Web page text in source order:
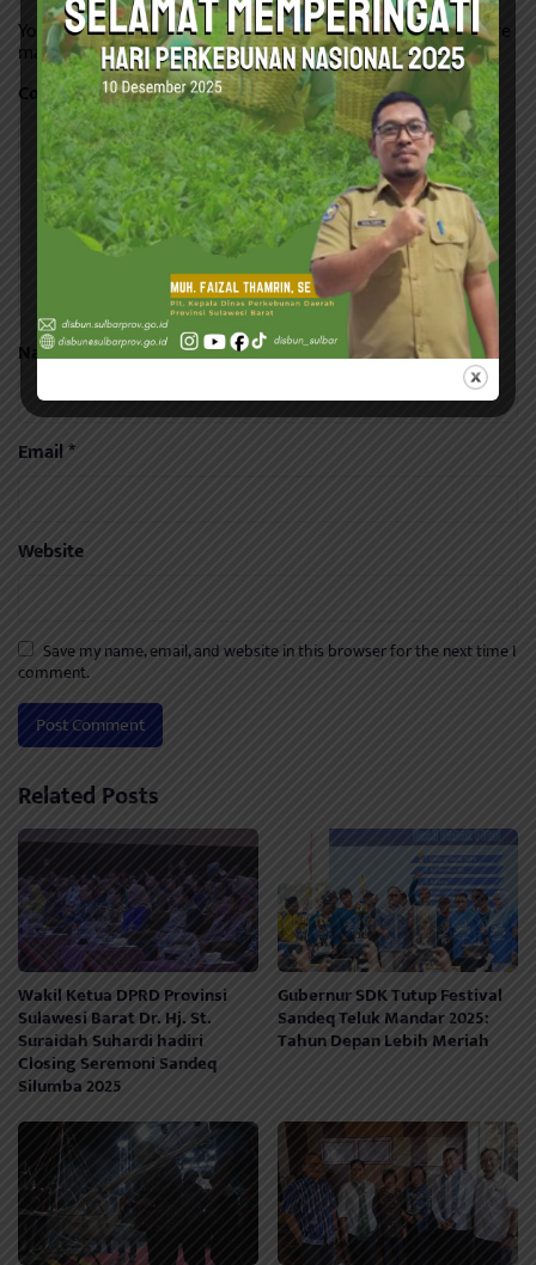
Your email address will not be published.Required fields are
marked*
Comment*
Name*
Email*
Website
Save my name, email, and website in this browser for the next time I
comment.
Related Posts
Wakil Ketua DPRD Provinsi
Sulawesi Barat Dr. Hj. St.
Suraidah Suhardi hadiri
Closing Seremoni Sandeq
Silumba 2025
Gubernur SDK Tutup Festival
Sandeq Teluk Mandar 2025:
Tahun Depan Lebih Meriah